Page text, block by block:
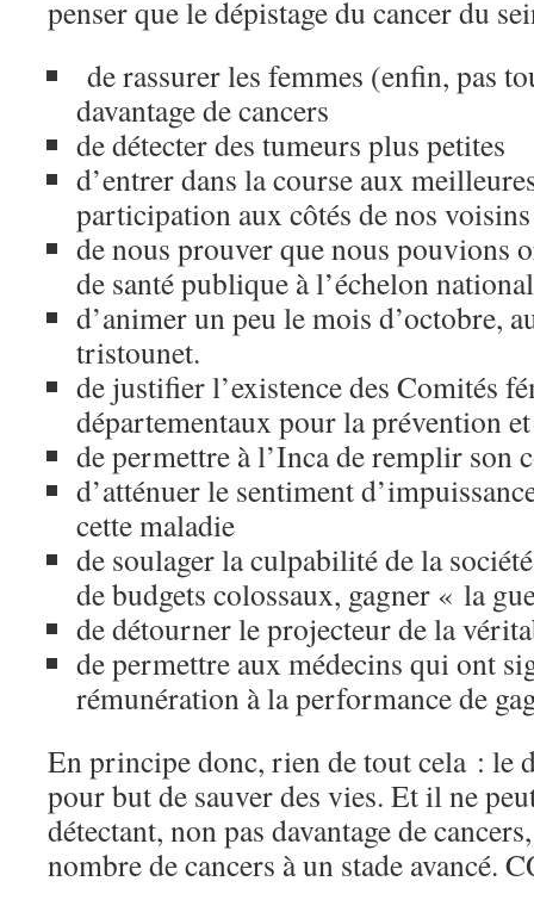
penser que le dépistage du cancer du
de rassurer les femmes (enfin, pas
davantage de cancers
de détecter des tumeurs plus petites
d’entrer dans la course aux
participation aux côtés de nos
de nous prouver que nous pouvions
de santé publique à l’échelon national
d’animer un peu le mois d’octobre,
tristounet.
de justifier l’existence des Comités
départementaux pour la prévention
de permettre à l’Inca de remplir son
d’atténuer le sentiment
cette maladie
de soulager la culpabilité de la
de budgets colossaux, gagner « la
de détourner le projecteur de la
de permettre aux médecins qui ont
rémunération à la performance de
En principe donc, rien de tout cela : le
pour but de sauver des vies. Et il ne
détectant, non pas davantage de
nombre de cancers à un stade avancé.